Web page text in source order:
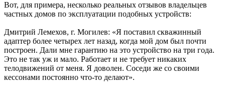
Вот, для примера, несколько реальных отзывов владельцев
частных домов по эксплуатации подобных устройств:
Дмитрий Лемехов, г. Могилев: «Я поставил скважинный
адаптер более четырех лет назад, когда мой дом был почти
построен. Дали мне гарантию на это устройство на три года.
Это не так уж и мало. Работает и не требует никаких
телодвижений от меня. Я доволен. Соседи же со своими
кессонами постоянно что-то делают».